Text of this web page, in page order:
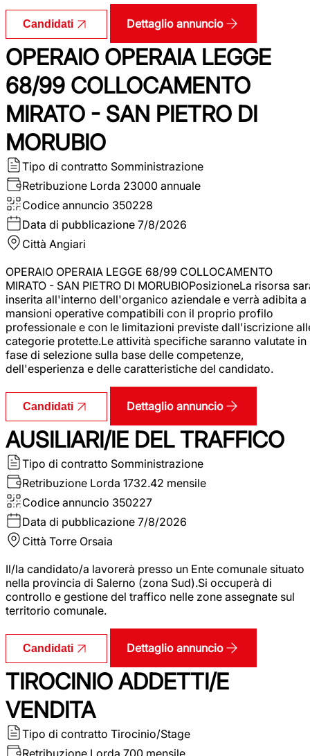
Candidati Dettaglio annuncio
OPERAIO OPERAIA LEGGE
68/99 COLLOCAMENTO
MIRATO - SAN PIETRO DI
MORUBIO
Tipo di contratto Somministrazione
Retribuzione Lorda 23000 annuale
Codice annuncio 350228
Data di pubblicazione 7/8/2026
Città Angiari
OPERAIO OPERAIA LEGGE 68/99 COLLOCAMENTO
MIRATO - SAN PIETRO DI MORUBIOPosizioneLa risorsa
inserita all'interno dell'organico aziendale e verrà adibita a
mansioni operative compatibili con il proprio profilo
professionale e con le limitazioni previste dall'iscrizione
categorie protette.Le attività specifiche saranno valutate in
fase di selezione sulla base delle competenze,
dell'esperienza e delle caratteristiche del candidato.
Candidati Dettaglio annuncio
AUSILIARI/IE DEL TRAFFICO
Tipo di contratto Somministrazione
Retribuzione Lorda 1732.42 mensile
Codice annuncio 350227
Data di pubblicazione 7/8/2026
Città Torre Orsaia
Il/la candidato/a lavorerà presso un Ente comunale situato
nella provincia di Salerno (zona Sud).Si occuperà di
controllo e gestione del traffico nelle zone assegnate sul
territorio comunale.
Candidati Dettaglio annuncio
TIROCINIO ADDETTI/E
VENDITA
Tipo di contratto Tirocinio/Stage
Retribuzione Lorda 700 mensile